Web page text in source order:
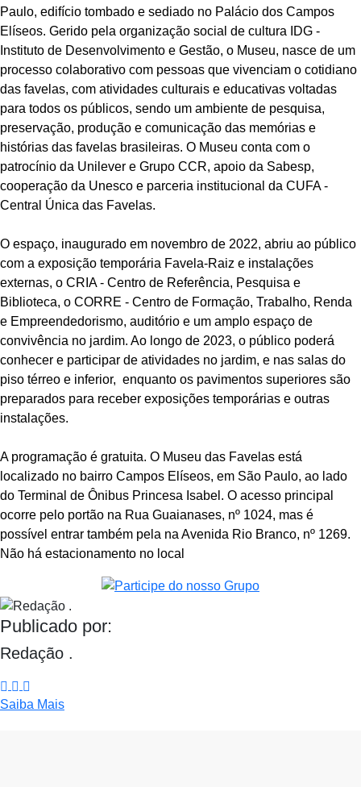
Paulo, edifício tombado e sediado no Palácio dos Campos
Elíseos. Gerido pela organização social de cultura IDG -
Instituto de Desenvolvimento e Gestão, o Museu, nasce de um
processo colaborativo com pessoas que vivenciam o cotidiano
das favelas, com atividades culturais e educativas voltadas
para todos os públicos, sendo um ambiente de pesquisa,
preservação, produção e comunicação das memórias e
histórias das favelas brasileiras. O Museu conta com o
patrocínio da Unilever e Grupo CCR, apoio da Sabesp,
cooperação da Unesco e parceria institucional da CUFA -
Central Única das Favelas.
O espaço, inaugurado em novembro de 2022, abriu ao público
com a exposição temporária Favela-Raiz e instalações
externas, o CRIA - Centro de Referência, Pesquisa e
Biblioteca, o CORRE - Centro de Formação, Trabalho, Renda
e Empreendedorismo, auditório e um amplo espaço de
convivência no jardim. Ao longo de 2023, o público poderá
conhecer e participar de atividades no jardim, e nas salas do
piso térreo e inferior, enquanto os pavimentos superiores são
preparados para receber exposições temporárias e outras
instalações.
A programação é gratuita. O Museu das Favelas está
localizado no bairro Campos Elíseos, em São Paulo, ao lado
do Terminal de Ônibus Princesa Isabel. O acesso principal
ocorre pelo portão na Rua Guaianases, nº 1024, mas é
possível entrar também pela na Avenida Rio Branco, nº 1269.
Não há estacionamento no local
Publicado por:
Redação .
Saiba Mais